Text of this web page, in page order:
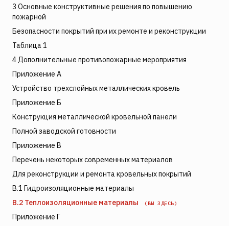
3 Основные конструктивные решения по повышению
пожарной
Безопасности покрытий при их ремонте и реконструкции
Таблица 1
4 Дополнительные противопожарные мероприятия
Приложение А
Устройство трехслойных металлических кровель
Приложение Б
Конструкция металлической кровельной панели
Полной заводской готовности
Приложение В
Перечень некоторых современных материалов
Для реконструкции и ремонта кровельных покрытий
В.1 Гидроизоляционные материалы
В.2 Теплоизоляционные материалы
(ВЫ ЗДЕСЬ)
Приложение Г